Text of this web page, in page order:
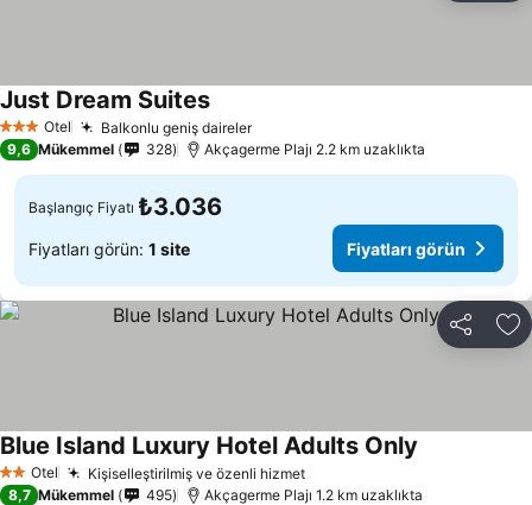
3 YıldızOtel Balkonlu geniş daireler
Just Dream Suites
9,6 Mükemmel 328 Akçagerme Plajı 2.2 km uzaklıkta
Başlangıç Fiyatı ₺3.036
Fiyatları görün: 1 site Fiyatları görün
Paylaş
2 Yıldız
Otel Kişiselleştirilmiş ve özenli hizmet
Blue Island Luxury Hotel Adults Only
8,7 Mükemmel 495 Akçagerme Plajı 1.2 km uzaklıkta